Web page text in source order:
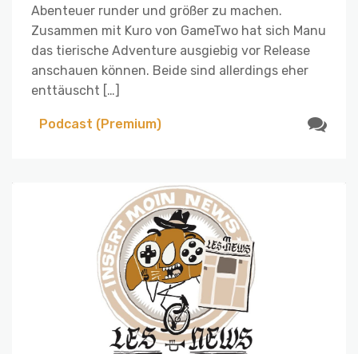
Abenteuer runder und größer zu machen.
Zusammen mit Kuro von GameTwo hat sich Manu
das tierische Adventure ausgiebig vor Release
anschauen können. Beide sind allerdings eher
enttäuscht […]
Podcast (Premium)